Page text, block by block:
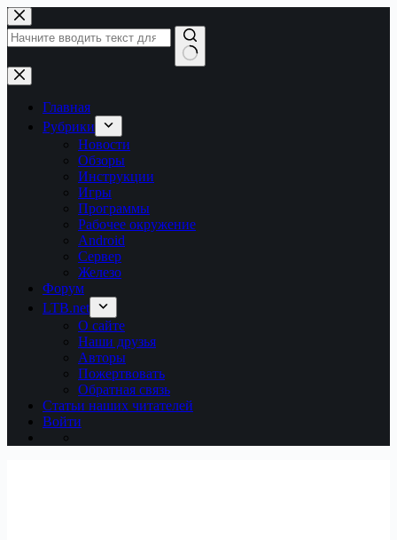
Перейти
к
сути
Ничего
не
найденоГлавная
Рубрики
Новости
Обзоры
Инструкции
Игры
Программы
Рабочее окружение
Android
Сервер
Железо
Форум
LTB.net
О сайте
Наши друзья
Авторы
Пожертвовать
Обратная связь
Статьи наших читателей
Войти